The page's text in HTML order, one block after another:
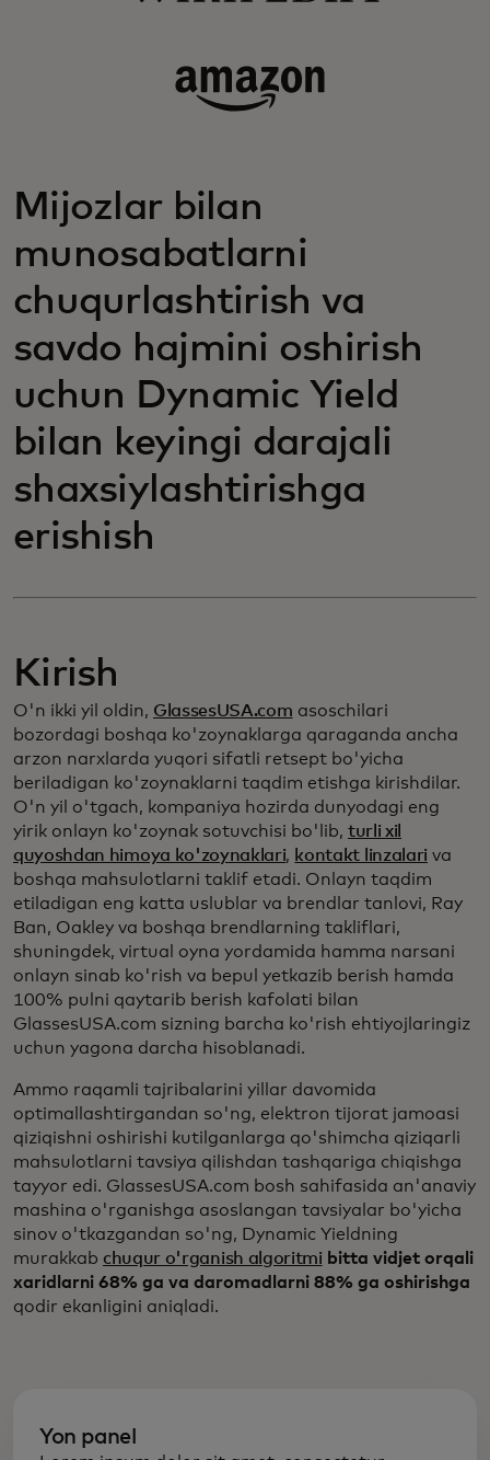
Mijozlar bilan
munosabatlarni
chuqurlashtirish va
savdo hajmini oshirish
uchun Dynamic Yield
bilan keyingi darajali
shaxsiylashtirishga
erishish
Kirish
O'n ikki yil oldin, GlassesUSA.com asoschilari
bozordagi boshqa ko'zoynaklarga qaraganda ancha
arzon narxlarda yuqori sifatli retsept bo'yicha
beriladigan ko'zoynaklarni taqdim etishga kirishdilar.
O'n yil o'tgach, kompaniya hozirda dunyodagi eng
yirik onlayn ko'zoynak sotuvchisi bo'lib, turli xil
quyoshdan himoya ko'zoynaklari, kontakt linzalari va
boshqa mahsulotlarni taklif etadi. Onlayn taqdim
etiladigan eng katta uslublar va brendlar tanlovi, Ray
Ban, Oakley va boshqa brendlarning takliflari,
shuningdek, virtual oyna yordamida hamma narsani
onlayn sinab ko'rish va bepul yetkazib berish hamda
100% pulni qaytarib berish kafolati bilan
GlassesUSA.com sizning barcha ko'rish ehtiyojlaringiz
uchun yagona darcha hisoblanadi.
Ammo raqamli tajribalarini yillar davomida
optimallashtirgandan so'ng, elektron tijorat jamoasi
qiziqishni oshirishi kutilganlarga qo'shimcha qiziqarli
mahsulotlarni tavsiya qilishdan tashqariga chiqishga
tayyor edi. GlassesUSA.com bosh sahifasida an'anaviy
mashina o'rganishga asoslangan tavsiyalar bo'yicha
sinov o'tkazgandan so'ng, Dynamic Yieldning
murakkab chuqur o'rganish algoritmi bitta vidjet orqali
xaridlarni 68% ga va daromadlarni 88% ga oshirishga
qodir ekanligini aniqladi.
Yon panel